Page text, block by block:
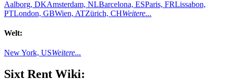
Aalborg, DKAmsterdam, NLBarcelona, ESParis, FRLissabon,
PTLondon, GBWien, ATZürich, CHWeitere...
Welt:
New York, USWeitere...
Sixt Rent Wiki: